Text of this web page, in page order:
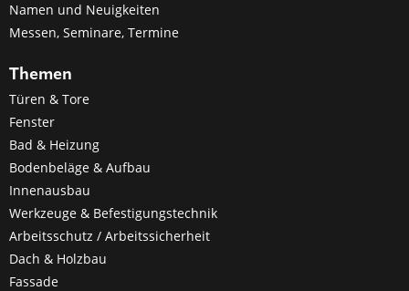
Namen und Neuigkeiten
Messen, Seminare, Termine
Themen
Türen & Tore
Fenster
Bad & Heizung
Bodenbeläge & Aufbau
Innenausbau
Werkzeuge & Befestigungstechnik
Arbeitsschutz / Arbeitssicherheit
Dach & Holzbau
Fassade